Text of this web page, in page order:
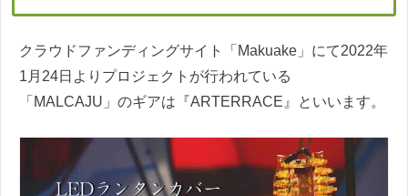
クラウドファンディングサイト「Makuake」にて2022年
1月24日よりプロジェクトが行われている
「MALCAJU」のギアは『ARTERRACE』といいます。